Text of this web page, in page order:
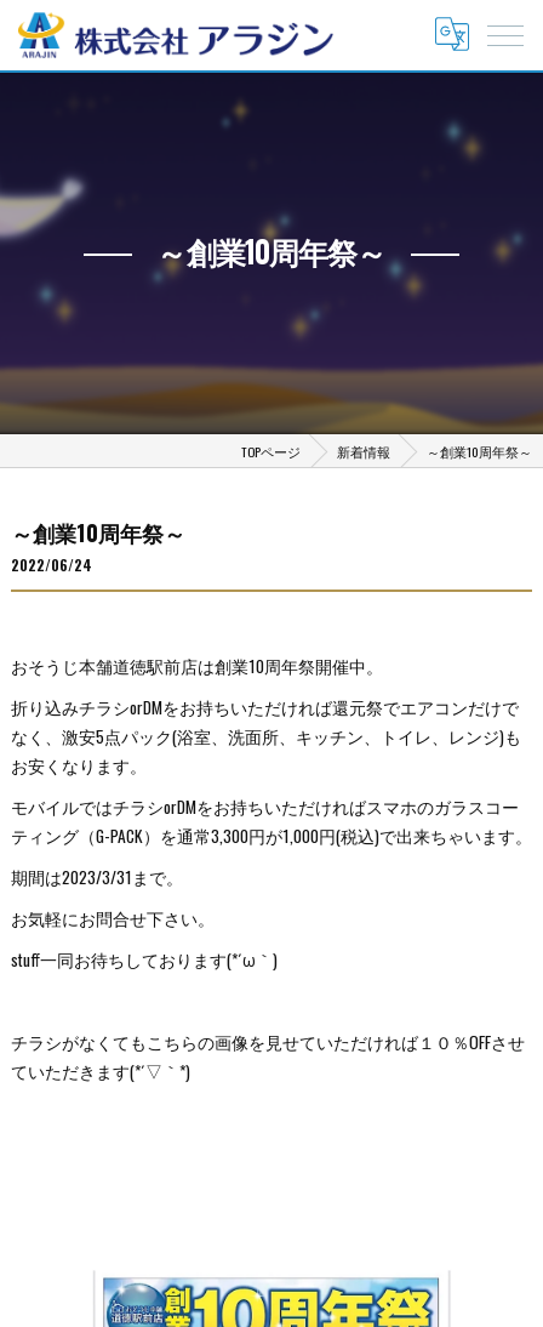
～創業10周年祭～
TOPページ 新着情報 ～創業10周年祭～
～創業10周年祭～
2022/06/24
おそうじ本舗道徳駅前店は創業10周年祭開催中。
折り込みチラシorDMをお持ちいただければ還元祭でエアコンだけで
なく、激安5点パック(浴室、洗面所、キッチン、トイレ、レンジ)も
お安くなります。
モバイルではチラシorDMをお持ちいただければスマホのガラスコー
ティング（G-PACK）を通常3,300円が1,000円(税込)で出来ちゃいます。
期間は2023/3/31まで。
お気軽にお問合せ下さい。
stuff一同お待ちしております(*´ω｀)
チラシがなくてもこちらの画像を見せていただければ１０％OFFさせ
ていただきます(*´▽｀*)